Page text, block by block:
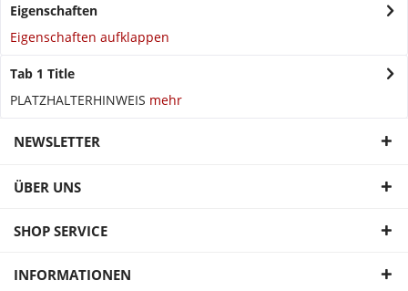
Eigenschaften
Eigenschaften aufklappen
Tab 1 Title
PLATZHALTERHINWEIS mehr
NEWSLETTER
ÜBER UNS
SHOP SERVICE
INFORMATIONEN